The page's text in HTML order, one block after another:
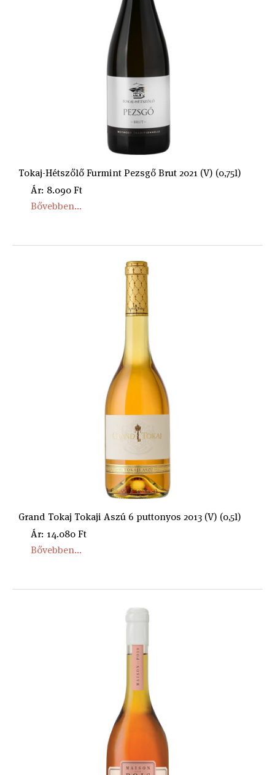
Tokaj-Hétszőlő Furmint Pezsgő Brut 2021 (V) (0,75l)
Ár: 8.090 Ft
Bővebben...
Grand Tokaj Tokaji Aszú 6 puttonyos 2013 (V) (0,5l)
Ár: 14.080 Ft
Bővebben...